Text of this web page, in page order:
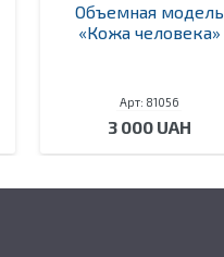
Объемная модель
«Кожа человека»
Арт: 81056
3 000 UAH